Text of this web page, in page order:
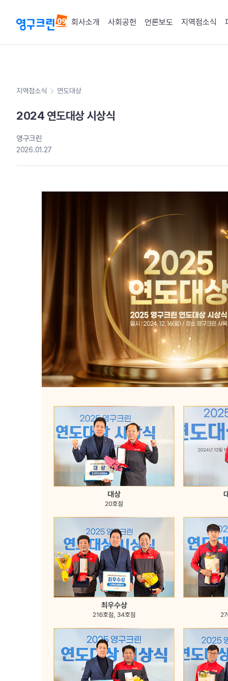
회사소개 사회공헌 언론보도 지역점소식
지역점소식 연도대상
2024 연도대상 시상식
영구크린
2026.01.27